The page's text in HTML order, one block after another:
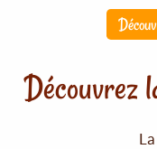
Découvrez